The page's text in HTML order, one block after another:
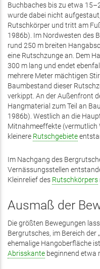
Buchbaches bis zu etwa
wurde dabei nicht
Rutschkörper und tritt am
1986b). Im Nordwesten des
rund 250 m breiten
eine Rutschzunge an. Dem
300 m lang und endet
mehrere Meter mächtigen
Baumbestand dieser
verkippt. An der Außenfront
Hangmaterial zum Teil an
1986b). Westlich an die
Mitnahmeeffekte (vermutlich
kleinere Rutschgebiete
Im Nachgang des
Vernässungsstellen
Kleinrelief des Rutschkörpers
Ausmaß der
Die größten Bewegungen
Bergrutsches, im Bereich der
ehemalige Hangoberfläche
Abrisskante beginnend etwa